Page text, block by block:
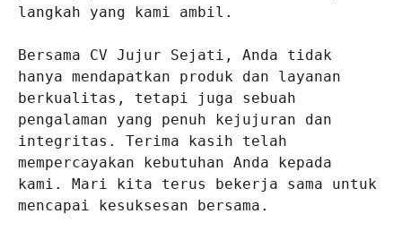
langkah yang kami ambil.
Bersama CV Jujur Sejati, Anda tidak
hanya mendapatkan produk dan layanan
berkualitas, tetapi juga sebuah
pengalaman yang penuh kejujuran dan
integritas. Terima kasih telah
mempercayakan kebutuhan Anda kepada
kami. Mari kita terus bekerja sama untuk
mencapai kesuksesan bersama.